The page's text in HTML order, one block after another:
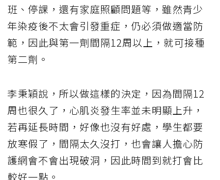
班、停課，還有家庭照顧問題等，雖然青少
年染疫後不太會引發重症，仍必須做適當防
範，因此與第一劑間隔12周以上，就可接種
第二劑。
李秉穎說，所以做這樣的決定，因為間隔12
周也很久了，心肌炎發生率並未明顯上升，
若再延長時間，好像也沒有好處，學生都要
放寒假了，間隔太久沒打，也會讓人擔心防
護網會不會出現破洞，因此時間到就打會比
較好一點。